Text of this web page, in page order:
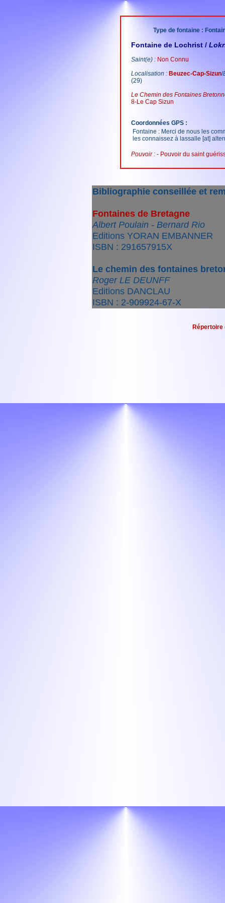
Type de fontaine :
Fontaine de Lochrist /
Saint(e) : Non Connu
Localisation : Beuzec-Cap-Sizun/
(29)
Le Chemin des Fontaines
8-Le Cap Sizun
Coordonnées GPS :
Fontaine : Merci de nous les
les connaissez à lassalle [at]
Pouvoir : - Pouvoir du saint
Bibliographie conseillée et
Fontaines de Bretagne
Albert Poulain - Bernard Rio
Editions YORAN EMBANNER
ISBN : 291657915X
Le chemin des fontaines
Roger LE DEUNFF
Editions DANCLAU
ISBN : 2-909924-67-X
Répertoire